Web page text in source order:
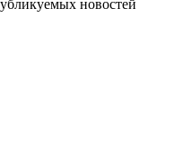
новостей